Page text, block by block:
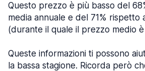
Questo prezzo è più basso del
media annuale e del 71% rispetto
(durante il quale il prezzo medio
Queste informazioni ti possono
la bassa stagione. Ricorda però